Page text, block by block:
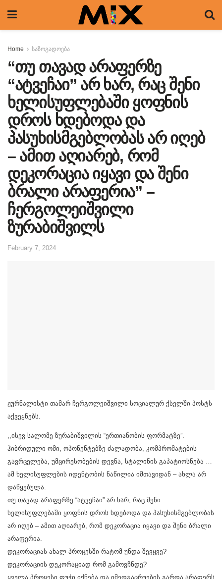
Home საზოგადოება
“თუ თავად არაფერზე
“ატვეჩაი” არ ხარ, რაც შენი
ხელისუფლებაში ყოფნის
დროს ხდებოდა და
პასუხისმგებლობას არ იღებ
– ამით აღიარებ, რომ
დეკორაცია იყავი და შენი
ბრალი არაფერია” –
ჩერგოლეიშვილი
ზურაბიშვილს
February 7, 2024
ჟურნალისტი თამარ ჩერგოლეიშვილი სოციალურ ქსელში პოსტს
აქვეყნებს.
,,ისევ სალომე ზურაბიშვილის “ერთიანობის ფორმატზე”.
ჰიბრიდული ომი, ოპონენტებზე ძალადობა, კომპრომატების
გავრცელება, უმცირესობების დევნა, სტალინის გაპატიოსნება …
ამ ხელისუფლების იდენტობის ნაწილია იმთავიდან – ახლა არ
დაწყებულა.
თუ თავად არაფერზე “ატვეჩაი” არ ხარ, რაც შენი
ხელისუფლებაში ყოფნის დროს ხდებოდა და პასუხისმგებლობას
არ იღებ – ამით აღიარებ, რომ დეკორაცია იყავი და შენი ბრალი
არაფერია.
დეკორაციას ახალ პროცესში რატომ უნდა შევყვე?
დეკორაციის დეკორაციად რომ გამოვჩნდე?
ყველა პროცესი ფუჭი იქნება და იმედგაცრუების გარდა არაფერს